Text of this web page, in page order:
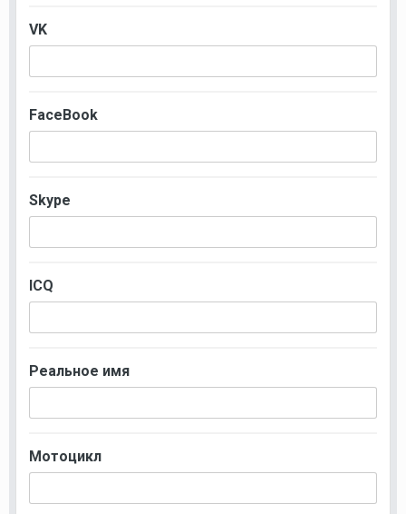
VK
FaceBook
Skype
ICQ
Реальное имя
Мотоцикл